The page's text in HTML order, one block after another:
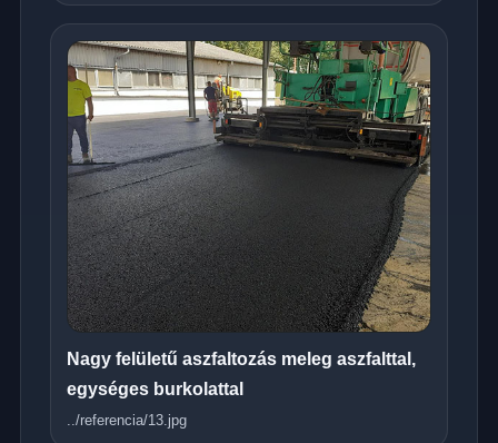
Nagy felületű aszfaltozás meleg aszfalttal,
egységes burkolattal
../referencia/13.jpg